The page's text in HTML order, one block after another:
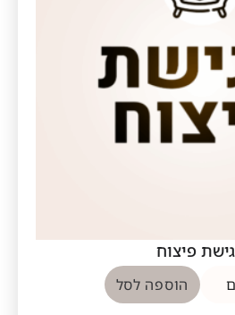
פיצוח
הוספה לסל